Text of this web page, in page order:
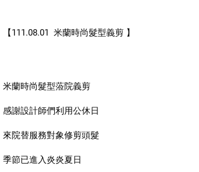
【111.08.01  米蘭時尚髮型義剪 】
米蘭時尚髮型蒞院義剪
感謝設計師們利用公休日
來院替服務對象修剪頭髮
季節已進入炎炎夏日